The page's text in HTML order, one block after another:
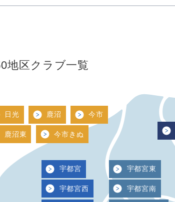
地区クラブ一覧
宇都宮
宇都宮西
宇都宮東
宇都宮南
日光 鹿沼 今市
鹿沼東 今市きぬ